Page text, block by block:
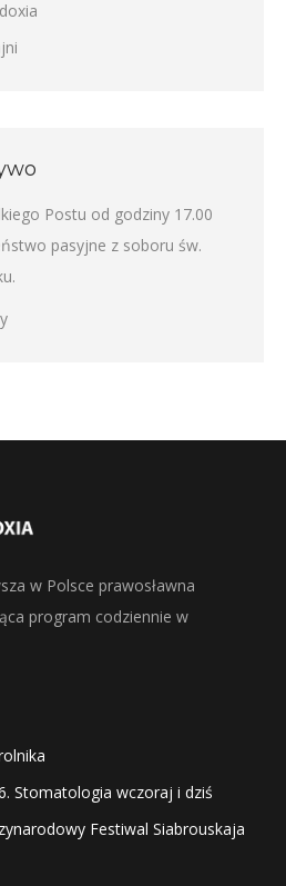
Postu od godziny 17.00
pasyjne z soboru św.
w Polsce prawosławna
program codziennie w
Stomatologia wczoraj i dziś
Festiwal Siabrouskaja